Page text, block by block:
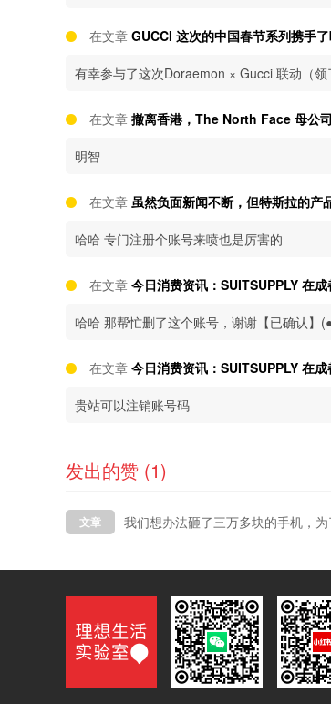
在文章 GUCCI 这次的中国春节系列携手
有幸参与了这次Doraemon × Gucci 联动（领
在文章 撤离香港，The North Face 母公
明智
在文章 虽然负面新闻不断，但特斯拉的产
哈哈 专门注册个账号来喷也是厉害的
在文章 今日消费资讯：SUITSUPPLY 在
哈哈 那帮忙删了这个账号，谢谢【已确认】
在文章 今日消费资讯：SUITSUPPLY 在
贵站可以注销账号码
发出的赞 (1)
文章 我们想办法砸了三万多块的手机，